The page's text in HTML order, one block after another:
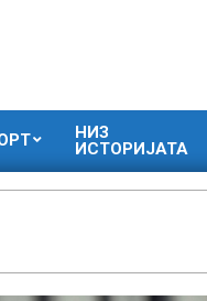
НИЗ
ИСТОРИЈАТА